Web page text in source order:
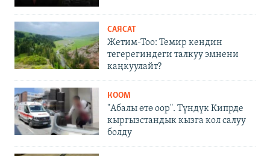
САЯСАТ
Жетим-Тоо: Темир кендин
тегерегиндеги талкуу эмнени
каңкуулайт?
КООМ
"Абалы өтө оор". Түндүк Кипрде
кыргызстандык кызга кол салуу
болду